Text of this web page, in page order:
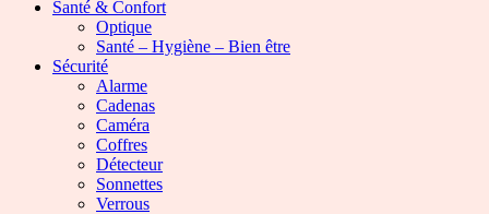
Santé & Confort
Optique
Santé – Hygiène – Bien être
Sécurité
Alarme
Cadenas
Caméra
Coffres
Détecteur
Sonnettes
Verrous